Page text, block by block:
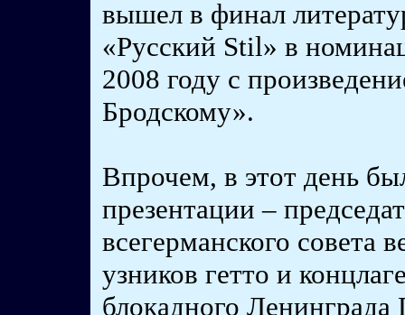
вышел в финал
«Русский Stil» в
2008 году с
Бродскому».
Впрочем, в этот день
презентации –
всегерманского совета
узников гетто и
блокадного